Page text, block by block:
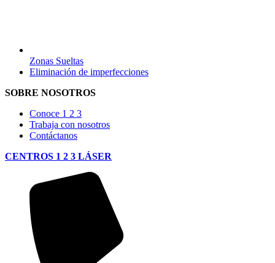
Zonas Sueltas
Eliminación de imperfecciones
SOBRE NOSOTROS
Conoce 1 2 3
Trabaja con nosotros
Contáctanos
CENTROS 1 2 3 LÁSER